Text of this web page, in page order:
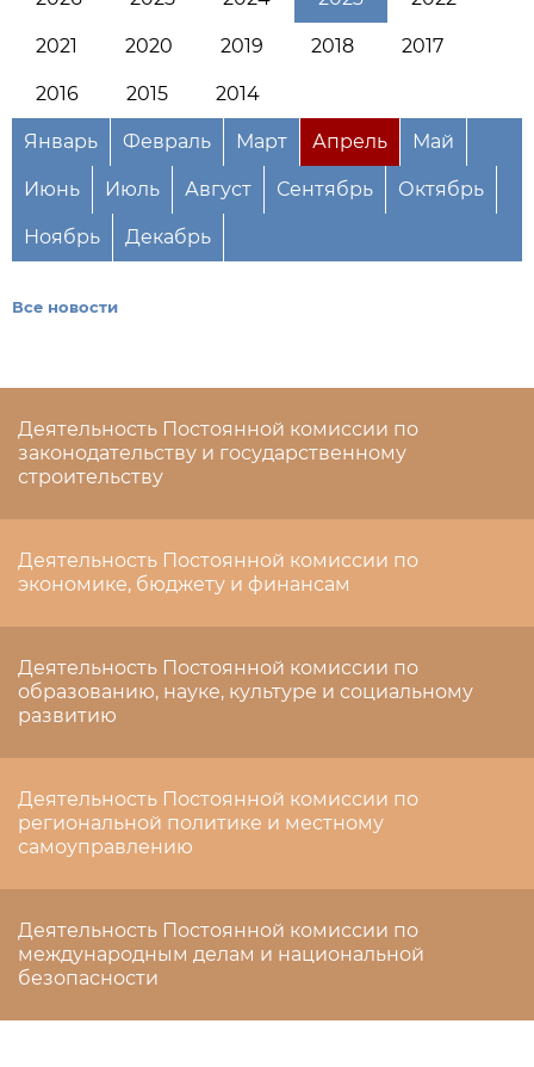
2021 2020 2019 2018 2017
2016 2015 2014
Январь Февраль Март Апрель Май
Июнь Июль Август Сентябрь Октябрь
Ноябрь Декабрь
Все новости
Деятельность Постоянной комиссии по
законодательству и государственному
строительству
Деятельность Постоянной комиссии по
экономике, бюджету и финансам
Деятельность Постоянной комиссии по
образованию, науке, культуре и социальному
развитию
Деятельность Постоянной комиссии по
региональной политике и местному
самоуправлению
Деятельность Постоянной комиссии по
международным делам и национальной
безопасности